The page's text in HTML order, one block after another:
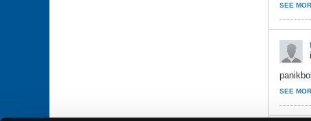
SEE
SEE